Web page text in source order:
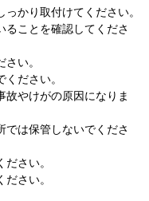
かり取付けてください。
ることを確認してくださ
い。
ださい。
故やけがの原因になりま
では保管しないでくださ
さい。
さい。